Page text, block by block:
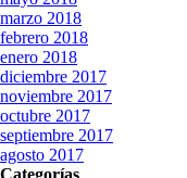
marzo 2018
febrero 2018
enero 2018
diciembre 2017
noviembre 2017
octubre 2017
septiembre 2017
agosto 2017
Categorías